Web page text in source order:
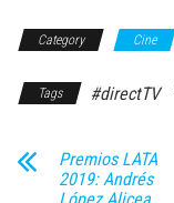
Category Cine
Tags #directTV
Premios LATA
2019: Andrés